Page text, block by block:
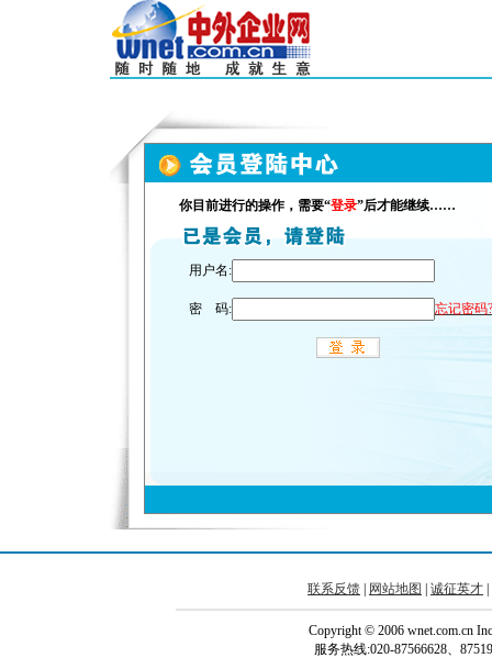
你目前进行的操作，需要“登录”后才能继续……
用户名:
密 码: 忘记密码?
联系反馈 网站地图 诚征英才
Copyright © 2006 wnet.com.cn
服务热线:020-87566628、